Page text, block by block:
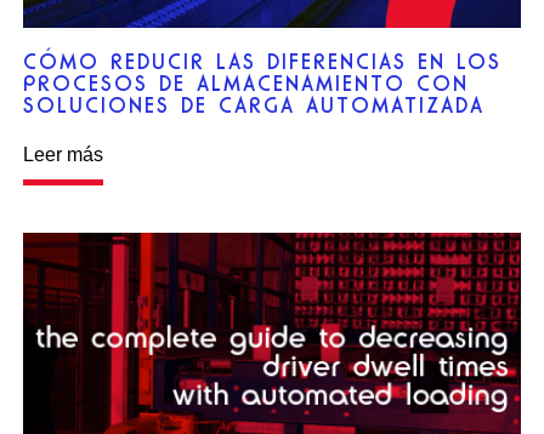
CÓMO REDUCIR LAS DIFERENCIAS EN LOS
PROCESOS DE ALMACENAMIENTO CON
SOLUCIONES DE CARGA AUTOMATIZADA
Leer más